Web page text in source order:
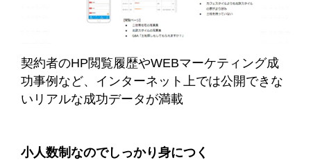
契約者のHP閲覧履歴やWEBマーケティング成
功事例など、インターネット上では公開できな
いリアルな成功データが満載
小人数制なのでしっかり身につく